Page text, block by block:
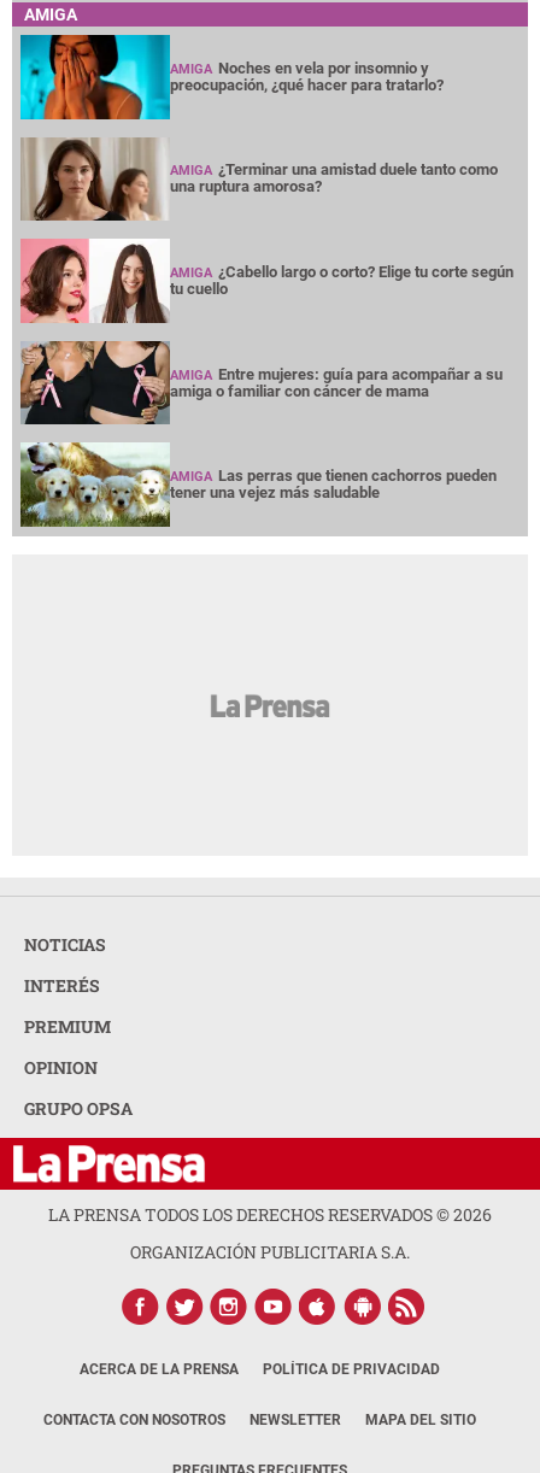
AMIGA
AMIGA Noches en vela por insomnio y
preocupación, ¿qué hacer para tratarlo?
AMIGA ¿Terminar una amistad duele tanto como
una ruptura amorosa?
AMIGA ¿Cabello largo o corto? Elige tu corte según
tu cuello
AMIGA Entre mujeres: guía para acompañar a su
amiga o familiar con cáncer de mama
AMIGA Las perras que tienen cachorros pueden
tener una vejez más saludable
NOTICIAS
INTERÉS
PREMIUM
OPINION
GRUPO OPSA
LA PRENSA TODOS LOS DERECHOS RESERVADOS ©2026
ORGANIZACIÓN PUBLICITARIA S.A.
ACERCA DE LA PRENSA POLÍTICA DE PRIVACIDAD
CONTACTA CON NOSOTROS NEWSLETTER MAPA DEL SITIO